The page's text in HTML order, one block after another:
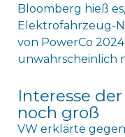
Bloomberg hieß
Elektrofahrzeug-
von PowerCo
unwahrscheinlich
Interesse
noch groß
VW erklärte